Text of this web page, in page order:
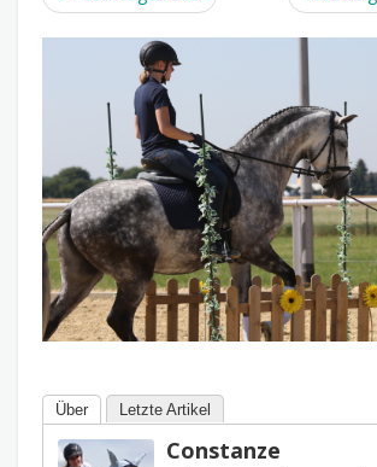
Über Letzte Artikel
Constanze